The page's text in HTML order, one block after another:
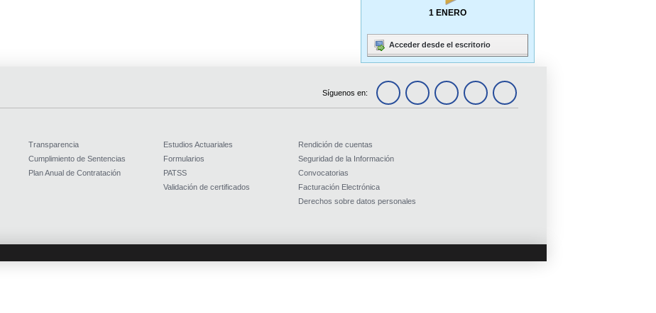
1 ENERO
Acceder desde el escritorio
Síguenos en:
Transparencia
Cumplimiento de Sentencias
Plan Anual de Contratación
Estudios Actuariales
Formularios
PATSS
Validación de certificados
Rendición de cuentas
Seguridad de la Información
Convocatorias
Facturación Electrónica
Derechos sobre datos personales